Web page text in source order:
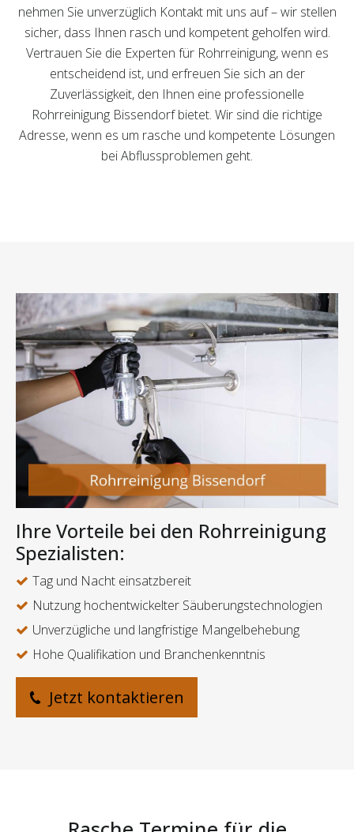
nehmen Sie unverzüglich Kontakt mit uns auf – wir stellen
sicher, dass Ihnen rasch und kompetent geholfen wird.
Vertrauen Sie die Experten für Rohrreinigung, wenn es
entscheidend ist, und erfreuen Sie sich an der
Zuverlässigkeit, den Ihnen eine professionelle
Rohrreinigung Bissendorf bietet. Wir sind die richtige
Adresse, wenn es um rasche und kompetente Lösungen
bei Abflussproblemen geht.
Ihre Vorteile bei den Rohrreinigung
Spezialisten:
Tag und Nacht einsatzbereit
Nutzung hochentwickelter Säuberungstechnologien
Unverzügliche und langfristige Mangelbehebung
Hohe Qualifikation und Branchenkenntnis
Jetzt kontaktieren